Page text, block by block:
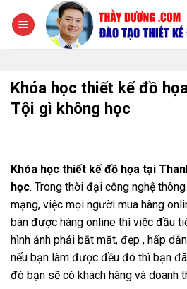
đến
Khóa học thiết kế đồ
Tội gì không học
Khóa học thiết kế đồ họa tại
học. Trong thời đại công nghệ
mạng, việc mọi người mua hàng
bán được hàng online thì việc đầu
hình ảnh phải bắt mắt, đẹp , hấp
nếu bạn làm được đều đó thì bạn
đó bạn sẽ có khách hàng và doanh